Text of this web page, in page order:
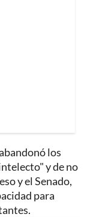
los
y de no
y el Senado,
para